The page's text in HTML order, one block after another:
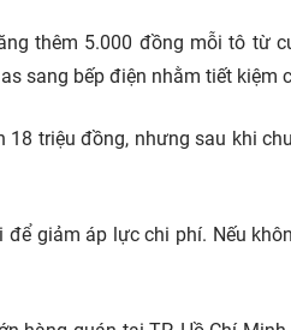
thêm 5.000 đồng mỗi tô từ
sang bếp điện nhằm tiết kiệm
triệu đồng, nhưng sau khi
giảm áp lực chi phí. Nếu